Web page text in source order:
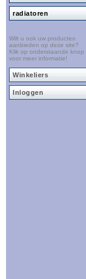
radiatoren
Wilt u ook uw producten
aanbieden op deze site?
Klik op onderstaande knop
voor meer informatie!
Winkeliers
Inloggen